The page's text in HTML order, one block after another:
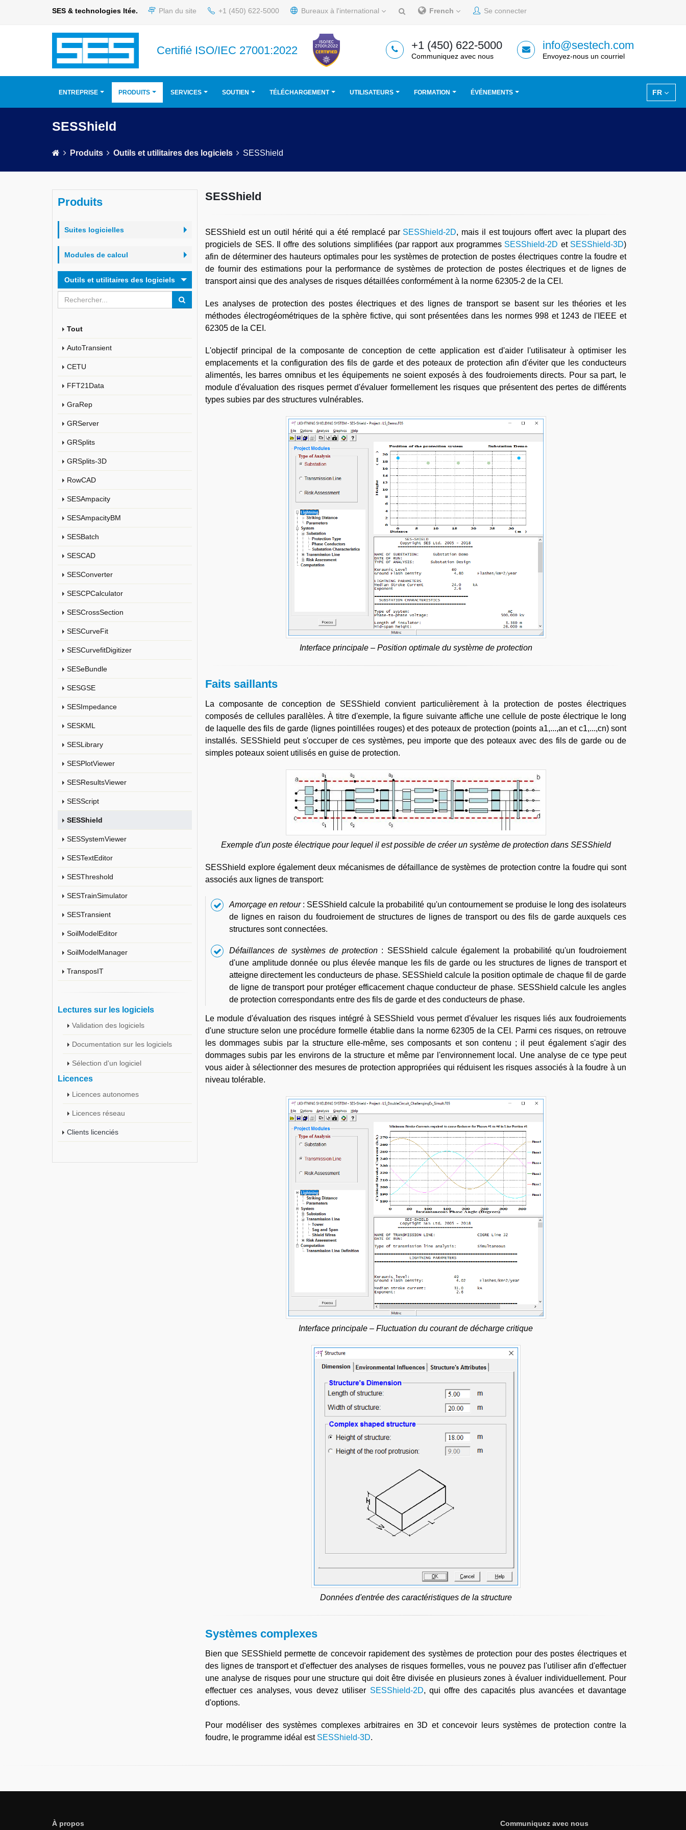
SES & technologies ltée. Plan du site +1 (450) 622-5000 Bureaux à l'international French Se connecter
Certifié ISO/IEC 27001:2022 +1 (450) 622-5000
Communiquez avec nous
info@sestech.com
Envoyez-nous un courriel
FR
ENTREPRISE PRODUITS SERVICES SOUTIEN TÉLÉCHARGEMENT UTILISATEURS FORMATION ÉVÉNEMENTS
SESShield
Produits Outils et utilitaires des logiciels SESShield
Produits
Suites logicielles
Modules de calcul
Outils et utilitaires des logiciels
Tout
AutoTransient
CETU
FFT21Data
GraRep
GRServer
GRSplits
GRSplits-3D
RowCAD
SESAmpacity
SESAmpacityBM
SESBatch
SESCAD
SESConverter
SESCPCalculator
SESCrossSection
SESCurveFit
SESCurvefitDigitizer
SESeBundle
SESGSE
SESImpedance
SESKML
SESLibrary
SESPlotViewer
SESResultsViewer
SESScript
SESShield
SESSystemViewer
SESTextEditor
SESThreshold
SESTrainSimulator
SESTransient
SoilModelEditor
SoilModelManager
TransposIT
Lectures sur les logiciels
Validation des logiciels
Documentation sur les logiciels
Sélection d'un logiciel
Licences
Licences autonomes
Licences réseau
Clients licenciés
SESShield
SESShield est un outil hérité qui a été remplacé par SESShield-2D, mais il est toujours offert avec la plupart des
progiciels de SES. Il offre des solutions simplifiées (par rapport aux programmes SESShield-2D et SESShield-3D)
afin de déterminer des hauteurs optimales pour les systèmes de protection de postes électriques contre la foudre et
de fournir des estimations pour la performance de systèmes de protection de postes électriques et de lignes de
transport ainsi que des analyses de risques détaillées conformément à la norme 62305-2 de la CEI.
Les analyses de protection des postes électriques et des lignes de transport se basent sur les théories et les
méthodes électrogéométriques de la sphère fictive, qui sont présentées dans les normes 998 et 1243 de l'IEEE et
62305 de la CEI.
L'objectif principal de la composante de conception de cette application est d'aider l'utilisateur à optimiser les
emplacements et la configuration des fils de garde et des poteaux de protection afin d'éviter que les conducteurs
alimentés, les barres omnibus et les équipements ne soient exposés à des foudroiements directs. Pour sa part, le
module d'évaluation des risques permet d'évaluer formellement les risques que présentent des pertes de différents
types subies par des structures vulnérables.
Interface principale – Position optimale du système de protection
Faits saillants
La composante de conception de SESShield convient particulièrement à la protection de postes électriques
composés de cellules parallèles. À titre d'exemple, la figure suivante affiche une cellule de poste électrique le long
de laquelle des fils de garde (lignes pointillées rouges) et des poteaux de protection (points a1,...,an et c1,...,cn) sont
installés. SESShield peut s'occuper de ces systèmes, peu importe que des poteaux avec des fils de garde ou de
simples poteaux soient utilisés en guise de protection.
Exemple d'un poste électrique pour lequel il est possible de créer un système de protection dans SESShield
SESShield explore également deux mécanismes de défaillance de systèmes de protection contre la foudre qui sont
associés aux lignes de transport:
Amorçage en retour: SESShield calcule la probabilité qu'un contournement se produise le long des isolateurs
de lignes en raison du foudroiement de structures de lignes de transport ou des fils de garde auxquels ces
structures sont connectées.
Défaillances de systèmes de protection : SESShield calcule également la probabilité qu'un foudroiement
d'une amplitude donnée ou plus élevée manque les fils de garde ou les structures de lignes de transport et
atteigne directement les conducteurs de phase. SESShield calcule la position optimale de chaque fil de garde
de ligne de transport pour protéger efficacement chaque conducteur de phase. SESShield calcule les angles
de protection correspondants entre des fils de garde et des conducteurs de phase.
Le module d'évaluation des risques intégré à SESShield vous permet d'évaluer les risques liés aux foudroiements
d'une structure selon une procédure formelle établie dans la norme 62305 de la CEI. Parmi ces risques, on retrouve
les dommages subis par la structure elle-même, ses composants et son contenu ; il peut également s'agir des
dommages subis par les environs de la structure et même par l'environnement local. Une analyse de ce type peut
vous aider à sélectionner des mesures de protection appropriées qui réduisent les risques associés à la foudre à un
niveau tolérable.
Interface principale – Fluctuation du courant de décharge critique
Données d'entrée des caractéristiques de la structure
Systèmes complexes
Bien que SESShield permette de concevoir rapidement des systèmes de protection pour des postes électriques et
des lignes de transport et d'effectuer des analyses de risques formelles, vous ne pouvez pas l'utiliser afin d'effectuer
une analyse de risques pour une structure qui doit être divisée en plusieurs zones à évaluer individuellement. Pour
effectuer ces analyses, vous devez utiliser SESShield-2D, qui offre des capacités plus avancées et davantage
d'options.
Pour modéliser des systèmes complexes arbitraires en 3D et concevoir leurs systèmes de protection contre la
foudre, le programme idéal est SESShield-3D.
À propos Communiquez avec nous